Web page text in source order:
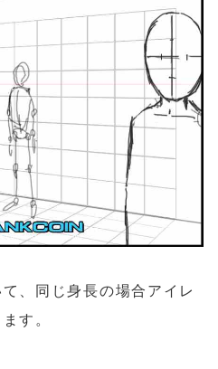
、同じ身長の場合アイレ
す。